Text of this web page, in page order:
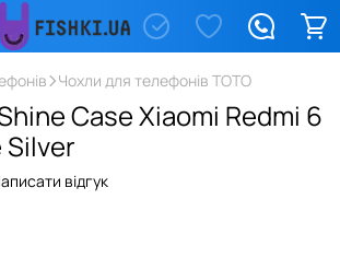
Чохли для телефонів TOTO
Case Xiaomi Redmi 6
Silver
відгук